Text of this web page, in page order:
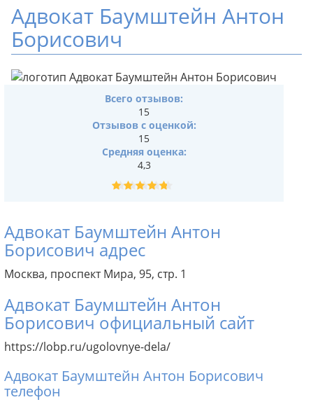
Адвокат Баумштейн Антон
Борисович
Адвокат Баумштейн Антон
Борисович адрес
Москва, проспект Мира, 95, стр. 1
Адвокат Баумштейн Антон
Борисович официальный сайт
https://lobp.ru/ugolovnye-dela/
Адвокат Баумштейн Антон Борисович
телефон
Всего отзывов:
15
Отзывов с оценкой:
15
Средняя оценка:
4,3